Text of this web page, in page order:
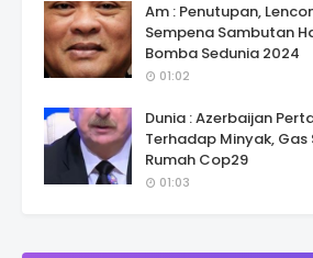
Am : Penutupan,
Sempena Sambutan
Bomba Sedunia 2024
01:02
Dunia : Azerbaijan
Terhadap Minyak, Gas
Rumah Cop29
01:03